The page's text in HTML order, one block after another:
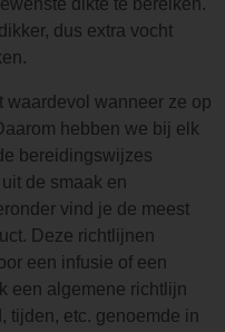
dikte te bereiken.
dus extra vocht
waardevol wanneer ze op
hebben we bij elk
bereidingswijzes
de smaak en
vind je de meest
Deze richtlijnen
een infusie of een
een algemene richtlijn
tijden, etc. genoemde in